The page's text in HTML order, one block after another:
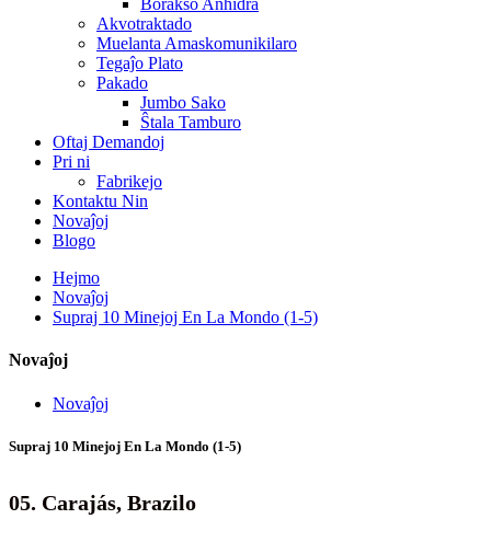
Borakso Anhidra
Akvotraktado
Muelanta Amaskomunikilaro
Tegaĵo Plato
Pakado
Jumbo Sako
Ŝtala Tamburo
Oftaj Demandoj
Pri ni
Fabrikejo
Kontaktu Nin
Novaĵoj
Blogo
Hejmo
Novaĵoj
Supraj 10 Minejoj En La Mondo (1-5)
Novaĵoj
Novaĵoj
Supraj 10 Minejoj En La Mondo (1-5)
05. Carajás, Brazilo